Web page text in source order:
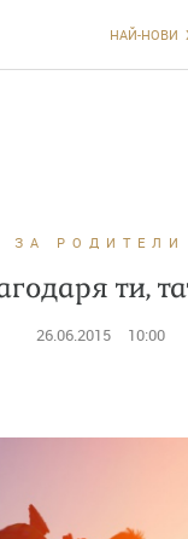
НАЙ-НОВИ
ЗА РОДИТЕЛИ
ти,
26.06.2015 10:00